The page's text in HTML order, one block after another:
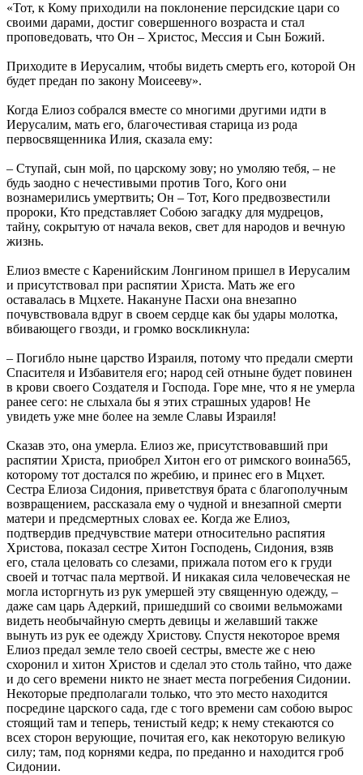
«Тот, к Кому приходили на поклонение персидские цари со
своими дарами, достиг совершенного возраста и стал
проповедовать, что Он – Христос, Мессия и Сын Божий.
Приходите в Иерусалим, чтобы видеть смерть его, которой Он
будет предан по закону Моисееву».
Когда Елиоз собрался вместе со многими другими идти в
Иерусалим, мать его, благочестивая старица из рода
первосвященника Илия, сказала ему:
– Ступай, сын мой, по царскому зову; но умоляю тебя, – не
будь заодно с нечестивыми против Того, Кого они
вознамерились умертвить; Он – Тот, Кого предвозвестили
пророки, Кто представляет Собою загадку для мудрецов,
тайну, сокрытую от начала веков, свет для народов и вечную
жизнь.
Елиоз вместе с Каренийским Лонгином пришел в Иерусалим
и присутствовал при распятии Христа. Мать же его
оставалась в Мцхете. Накануне Пасхи она внезапно
почувствовала вдруг в своем сердце как бы удары молотка,
вбивающего гвозди, и громко воскликнула:
– Погибло ныне царство Израиля, потому что предали смерти
Спасителя и Избавителя его; народ сей отныне будет повинен
в крови своего Создателя и Господа. Горе мне, что я не умерла
ранее сего: не слыхала бы я этих страшных ударов! Не
увидеть уже мне более на земле Славы Израиля!
Сказав это, она умерла. Елиоз же, присутствовавший при
распятии Христа, приобрел Хитон его от римского воина565,
которому тот достался по жребию, и принес его в Мцхет.
Сестра Елиоза Сидония, приветствуя брата с благополучным
возвращением, рассказала ему о чудной и внезапной смерти
матери и предсмертных словах ее. Когда же Елиоз,
подтвердив предчувствие матери относительно распятия
Христова, показал сестре Хитон Господень, Сидония, взяв
его, стала целовать со слезами, прижала потом его к груди
своей и тотчас пала мертвой. И никакая сила человеческая не
могла исторгнуть из рук умершей эту священную одежду, –
даже сам царь Адеркий, пришедший со своими вельможами
видеть необычайную смерть девицы и желавший также
вынуть из рук ее одежду Христову. Спустя некоторое время
Елиоз предал земле тело своей сестры, вместе же с нею
схоронил и хитон Христов и сделал это столь тайно, что даже
и до сего времени никто не знает места погребения Сидонии.
Некоторые предполагали только, что это место находится
посредине царского сада, где с того времени сам собою вырос
стоящий там и теперь, тенистый кедр; к нему стекаются со
всех сторон верующие, почитая его, как некоторую великую
силу; там, под корнями кедра, по преданно и находится гроб
Сидонии.